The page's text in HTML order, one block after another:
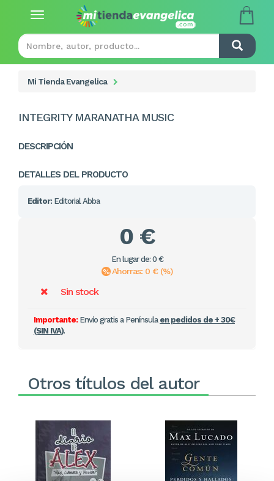
Toggle
Mi Tienda Evangelica
INTEGRITY MARANATHA MUSIC
DESCRIPCIÓN
DETALLES DEL PRODUCTO
Editor: Editorial Abba
0 €
En lugar de: 0 €
Ahorras: 0 € (%)
Sin stock
Importante:Envío gratis a Península en pedidos de + 30€
(SIN IVA).
Otros títulos del autor